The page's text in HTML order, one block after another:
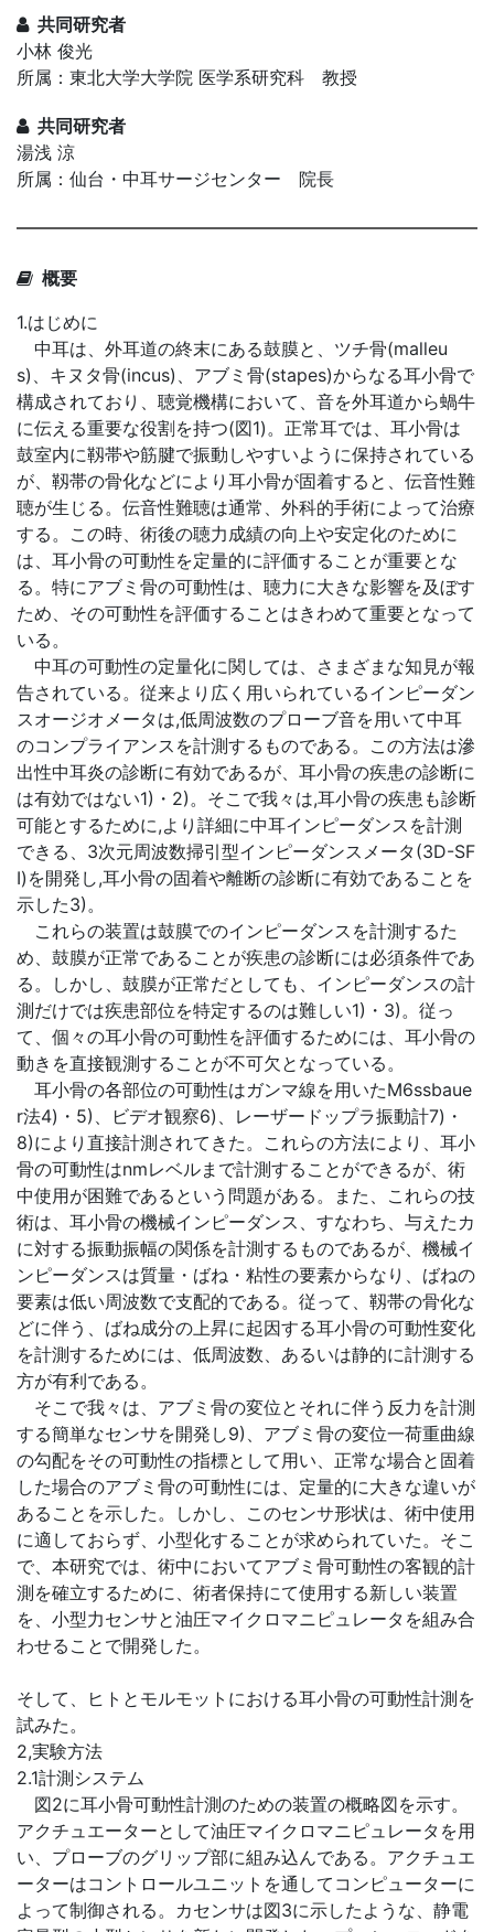
共同研究者
小林 俊光
所属：東北大学大学院 医学系研究科 教授
共同研究者
湯浅 涼
所属：仙台・中耳サージセンター 院長
概要
1.はじめに
中耳は、外耳道の終末にある鼓膜と、ツチ骨(malleu
s)、キヌタ骨(incus)、アブミ骨(stapes)からなる耳小骨で
構成されており、聴覚機構において、音を外耳道から蝸牛
に伝える重要な役割を持つ(図1)。正常耳では、耳小骨は
鼓室内に靱帯や筋腱で振動しやすいように保持されている
が、靱帯の骨化などにより耳小骨が固着すると、伝音性難
聴が生じる。伝音性難聴は通常、外科的手術によって治療
する。この時、術後の聴力成績の向上や安定化のために
は、耳小骨の可動性を定量的に評価することが重要とな
る。特にアブミ骨の可動性は、聴力に大きな影響を及ぼす
ため、その可動性を評価することはきわめて重要となって
いる。
中耳の可動性の定量化に関しては、さまざまな知見が報
告されている。従来より広く用いられているインピーダン
スオージオメータは,低周波数のプローブ音を用いて中耳
のコンプライアンスを計測するものである。この方法は滲
出性中耳炎の診断に有効であるが、耳小骨の疾患の診断に
は有効ではない1)・2)。そこで我々は,耳小骨の疾患も診断
可能とするために,より詳細に中耳インピーダンスを計測
できる、3次元周波数掃引型インピーダンスメータ(3D-SF
I)を開発し,耳小骨の固着や離断の診断に有効であることを
示した3)。
これらの装置は鼓膜でのインピーダンスを計測するた
め、鼓膜が正常であることが疾患の診断には必須条件であ
る。しかし、鼓膜が正常だとしても、インピーダンスの計
測だけでは疾患部位を特定するのは難しい1)・3)。従っ
て、個々の耳小骨の可動性を評価するためには、耳小骨の
動きを直接観測することが不可欠となっている。
耳小骨の各部位の可動性はガンマ線を用いたM6ssbaue
r法4)・5)、ビデオ観察6)、レーザードップラ振動計7)・
8)により直接計測されてきた。これらの方法により、耳小
骨の可動性はnmレベルまで計測することができるが、術
中使用が困難であるという問題がある。また、これらの技
術は、耳小骨の機械インピーダンス、すなわち、与えたカ
に対する振動振幅の関係を計測するものであるが、機械イ
ンピーダンスは質量・ばね・粘性の要素からなり、ばねの
要素は低い周波数で支配的である。従って、靱帯の骨化な
どに伴う、ばね成分の上昇に起因する耳小骨の可動性変化
を計測するためには、低周波数、あるいは静的に計測する
方が有利である。
そこで我々は、アブミ骨の変位とそれに伴う反力を計測
する簡単なセンサを開発し9)、アブミ骨の変位一荷重曲線
の勾配をその可動性の指標として用い、正常な場合と固着
した場合のアブミ骨の可動性には、定量的に大きな違いが
あることを示した。しかし、このセンサ形状は、術中使用
に適しておらず、小型化することが求められていた。そこ
で、本研究では、術中においてアブミ骨可動性の客観的計
測を確立するために、術者保持にて使用する新しい装置
を、小型力センサと油圧マイクロマニピュレータを組み合
わせることで開発した。
そして、ヒトとモルモットにおける耳小骨の可動性計測を
試みた。
2,実験方法
2.1計測システム
図2に耳小骨可動性計測のための装置の概略図を示す。
アクチュエーターとして油圧マイクロマニピュレータを用
い、プローブのグリップ部に組み込んである。アクチュエ
ーターはコントロールユニットを通してコンピューターに
よって制御される。カセンサは図3に示したような、静電